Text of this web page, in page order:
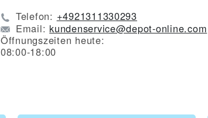
Telefon: +4921311330293
Email: kundenservice@depot-online.com
Öffnungszeiten heute:
08:00-18:00